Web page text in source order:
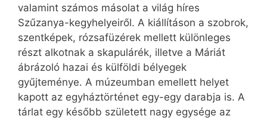
valamint számos másolat a világ híres
Szűzanya-kegyhelyeiről. A kiállításon a szobrok,
szentképek, rózsafüzérek mellett különleges
részt alkotnak a skapulárék, illetve a Máriát
ábrázoló hazai és külföldi bélyegek
gyűjteménye. A múzeumban emellett helyet
kapott az egyháztörténet egy-egy darabja is. A
tárlat egy később született nagy egysége az